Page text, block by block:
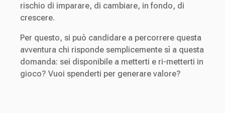
rischio di imparare, di cambiare, in fondo, di
crescere.
Per questo, si può candidare a percorrere questa
avventura chi risponde semplicemente sì a questa
domanda: sei disponibile a metterti e ri-metterti in
gioco? Vuoi spenderti per generare valore?